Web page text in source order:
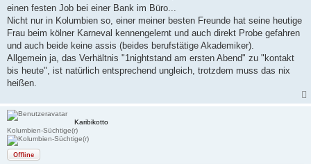
einen festen Job bei einer Bank im Büro...
Nicht nur in Kolumbien so, einer meiner besten Freunde hat seine heutige
Frau beim kölner Karneval kennengelernt und auch direkt Probe gefahren
und auch beide keine assis (beides berufstätige Akademiker).
Allgemein ja, das Verhältnis "1nightstand am ersten Abend" zu "kontakt
bis heute", ist natürlich entsprechend ungleich, trotzdem muss das nix
heißen.
Karibikotto
Kolumbien-Süchtige(r)
Offline